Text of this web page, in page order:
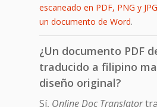
escaneado en PDF, PNG y
un documento de Word.
¿Un documento PDF
traducido a filipino
diseño original?
Sí, Online Doc Translator